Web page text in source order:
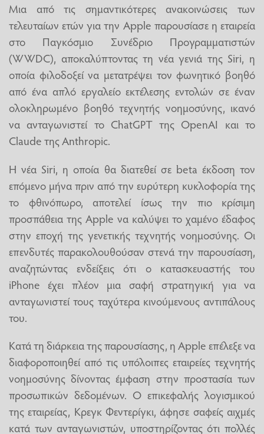
Μια από τις σημαντικότερες ανακοινώσεις των
τελευταίων ετών για την Apple παρουσίασε η εταιρεία
στο Παγκόσμιο Συνέδριο Προγραμματιστών
(WWDC), αποκαλύπτοντας τη νέα γενιά της Siri, η
οποία φιλοδοξεί να μετατρέψει τον φωνητικό βοηθό
από ένα απλό εργαλείο εκτέλεσης εντολών σε έναν
ολοκληρωμένο βοηθό τεχνητής νοημοσύνης, ικανό
να ανταγωνιστεί το ChatGPT της OpenAI και το
Claude της Anthropic.
Η νέα Siri, η οποία θα διατεθεί σε beta έκδοση τον
επόμενο μήνα πριν από την ευρύτερη κυκλοφορία της
το φθινόπωρο, αποτελεί ίσως την πιο κρίσιμη
προσπάθεια της Apple να καλύψει το χαμένο έδαφος
στην εποχή της γενετικής τεχνητής νοημοσύνης. Οι
επενδυτές παρακολουθούσαν στενά την παρουσίαση,
αναζητώντας ενδείξεις ότι ο κατασκευαστής του
iPhone έχει πλέον μια σαφή στρατηγική για να
ανταγωνιστεί τους ταχύτερα κινούμενους αντιπάλους
του.
Κατά τη διάρκεια της παρουσίασης, η Apple επέλεξε να
διαφοροποιηθεί από τις υπόλοιπες εταιρείες τεχνητής
νοημοσύνης δίνοντας έμφαση στην προστασία των
προσωπικών δεδομένων. Ο επικεφαλής λογισμικού
της εταιρείας, Κρεγκ Φεντερίγκι, άφησε σαφείς αιχμές
κατά των ανταγωνιστών, υποστηρίζοντας ότι πολλές